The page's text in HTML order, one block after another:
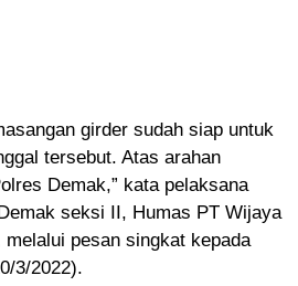
girder sudah siap untuk
tersebut. Atas arahan
Demak,” kata pelaksana
seksi II, Humas PT Wijaya
pesan singkat kepada
3/2022).